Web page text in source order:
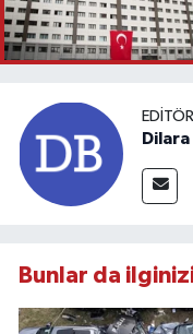
Bunlar da